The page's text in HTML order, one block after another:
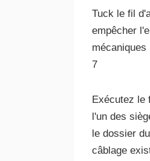
Tuck le fil
empêcher
7
Exécutez le
l'un des
le dossier
câblage